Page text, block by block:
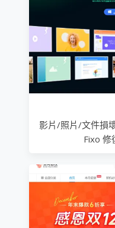
影片/照片/文件損
Fixo 修